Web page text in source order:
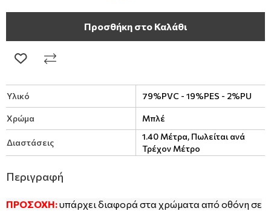
Προσθήκη στο Καλάθι
Υλικό 79%PVC - 19%PES - 2%PU
Χρώμα Μπλέ
Διαστάσεις
1.40 Μέτρα, Πωλείται ανά
Τρέχον Μέτρο
Περιγραφή
ΠΡΟΣΟΧΗ:υπάρχει διαφορά στα χρώματα από οθόνη σε